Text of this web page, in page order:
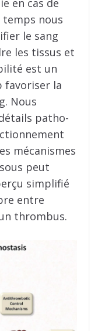
en cas de
nous
le sang
les tissus et
est un
favoriser la
Nous
patho-
mécanismes
peut
simplifié
entre
thrombus.